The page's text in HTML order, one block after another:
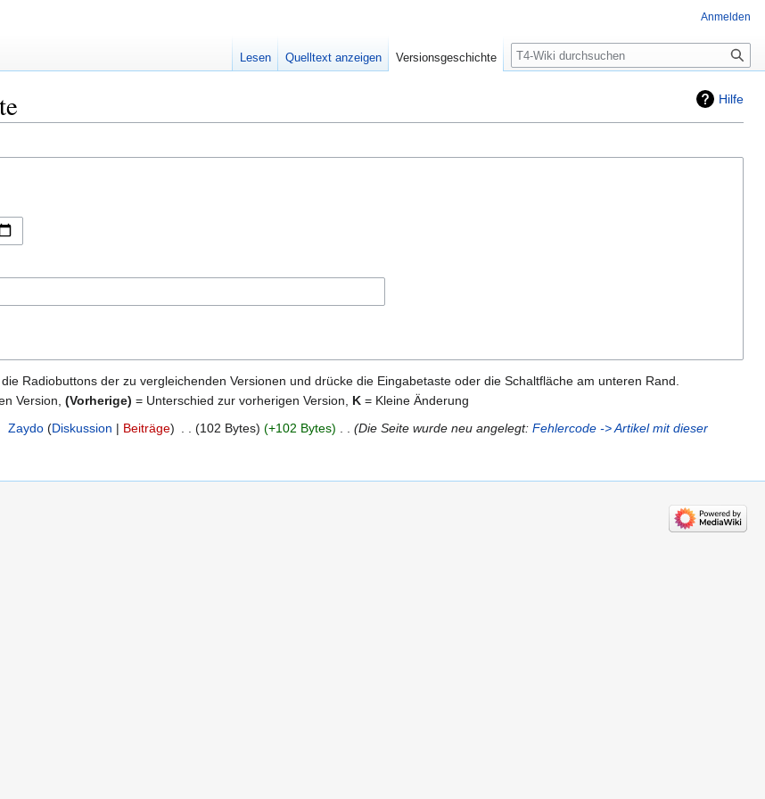
Hilfe
Radiobuttons der zu vergleichenden Versionen und drücke die Eingabetaste oder die Schaltfläche am unteren Rand.
Version, (Vorherige) = Unterschied zur vorherigen Version, K = Kleine Änderung
Zaydo Diskussion Beiträge 102 Bytes +102 Bytes Die Seite wurde neu angelegt: Fehlercode -> Artikel mit dieser
Anmelden
Lesen Quelltext anzeigen Versionsgeschichte Suche